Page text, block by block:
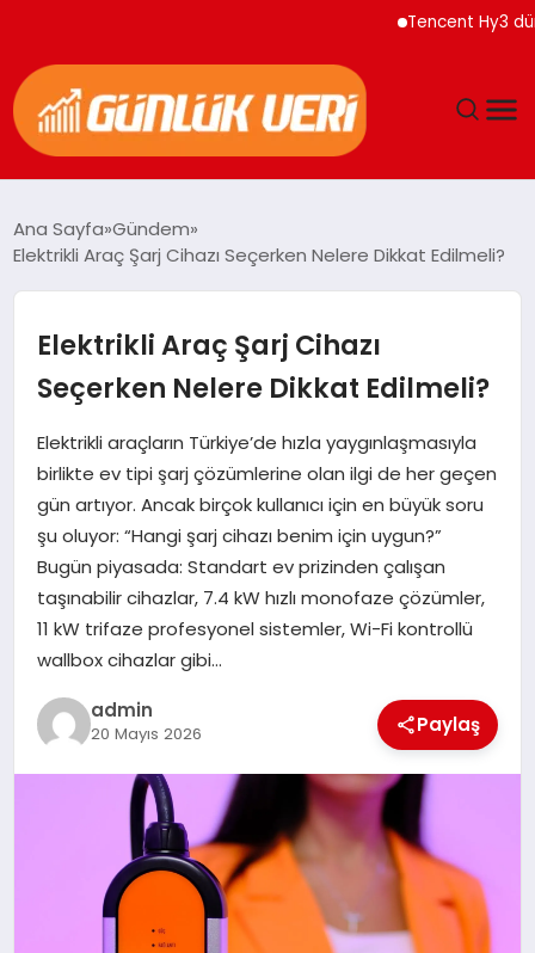
Tencent Hy3 dünya
YAŞAM
EĞITIM
EKONOMI
GENEL
SPOR
TEKNOLOJI
Ana Sayfa Gündem
Elektrikli Araç Şarj Cihazı Seçerken Nelere Dikkat Edilmeli?
Elektrikli Araç Şarj Cihazı
Seçerken Nelere Dikkat Edilmeli?
Elektrikli araçların Türkiye’de hızla yaygınlaşmasıyla
birlikte ev tipi şarj çözümlerine olan ilgi de her geçen
gün artıyor. Ancak birçok kullanıcı için en büyük soru
şu oluyor: “Hangi şarj cihazı benim için uygun?”
Bugün piyasada: Standart ev prizinden çalışan
taşınabilir cihazlar, 7.4 kW hızlı monofaze çözümler,
11 kW trifaze profesyonel sistemler, Wi-Fi kontrollü
wallbox cihazlar gibi…
admin
20 Mayıs 2026 Paylaş